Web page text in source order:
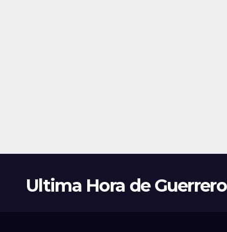
Ultima Hora de Guerrero